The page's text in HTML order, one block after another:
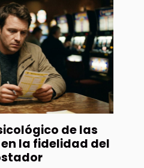
de las
la fidelidad del